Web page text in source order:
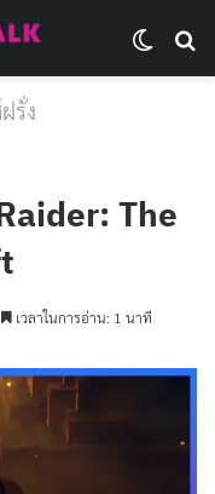
รั่ง
The
เวลาในการอ่าน: 1 นาที